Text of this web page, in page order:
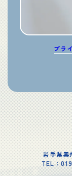
プラ
岩手県奥
TEL：